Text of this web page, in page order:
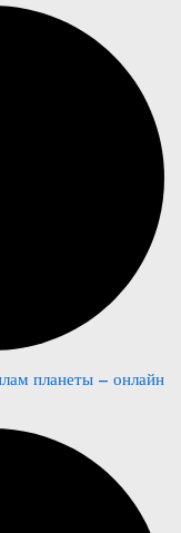
планеты – онлайн